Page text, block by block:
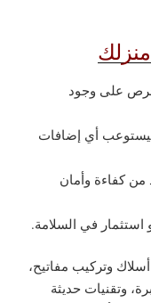
على وجود
أي إضافات
من كفاءة وأمان
استثمار في السلامة.
وتركيب مفاتيح،
وتقنيات حديثة